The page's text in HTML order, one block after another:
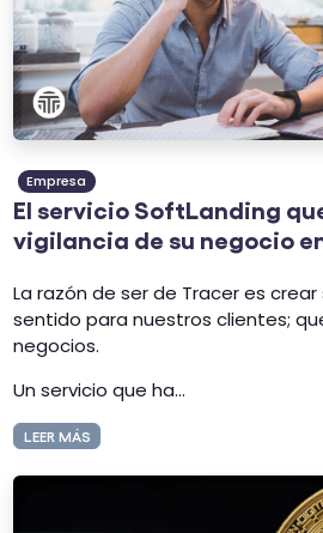
Empresa
El servicio SoftLanding
vigilancia de su negocio
La razón de ser de Tracer es
sentido para nuestros clientes;
negocios.
Un servicio que ha...
LEER MÁS